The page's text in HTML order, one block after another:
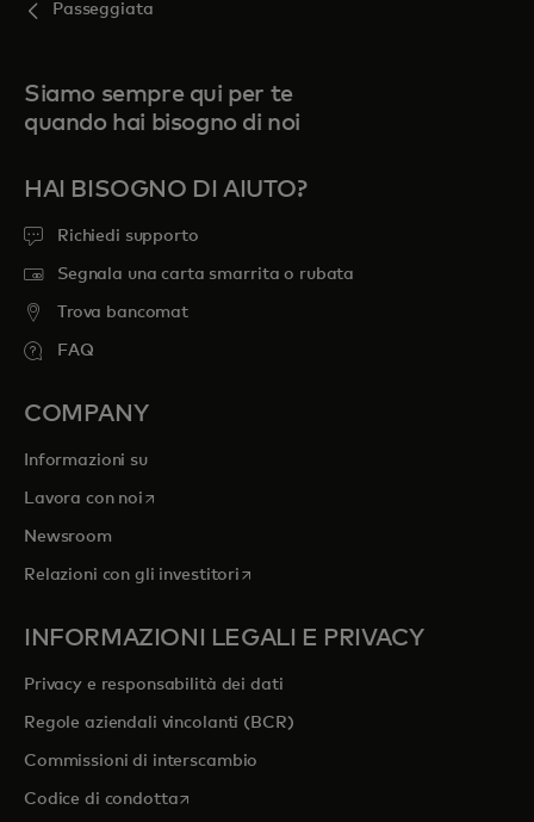
Passeggiata
Siamo sempre qui per te
quando hai bisogno di noi
HAI BISOGNO DI AIUTO?
Richiedi supporto
Segnala una carta smarrita o rubata
Trova bancomat
FAQ
COMPANY
Informazioni su
Lavora con noi si apre in una nuova scheda
Newsroom
Relazioni con gli investitorisi apre in una nuova scheda
INFORMAZIONI LEGALI E PRIVACY
Privacy e responsabilità dei dati
Regole aziendali vincolanti (BCR)
Commissioni di interscambio
Codice di condottasi apre in una nuova scheda